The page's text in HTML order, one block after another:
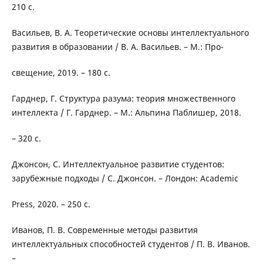
210 с.
Васильев, В. А. Теоретические основы интеллектуального
развития в образовании / В. А. Васильев. – М.: Про-
свещение, 2019. – 180 с.
Гарднер, Г. Структура разума: теория множественного
интеллекта / Г. Гарднер. – М.: Альпина Паблишер, 2018.
– 320 с.
Джонсон, С. Интеллектуальное развитие студентов:
зарубежные подходы / С. Джонсон. – Лондон: Academic
Press, 2020. – 250 с.
Иванов, П. В. Современные методы развития
интеллектуальных способностей студентов / П. В. Иванов.
–